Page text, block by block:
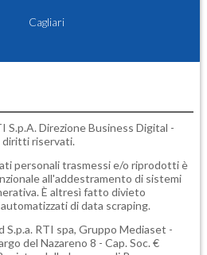
Cagliari
Direzione Business Digital -
diritti riservati.
personali trasmessi e/o riprodotti è
all'addestramento di sistemi
È altresì fatto divieto
di data scraping.
S.p.a. RTI spa, Gruppo Mediaset -
del Nazareno 8 - Cap. Soc. €